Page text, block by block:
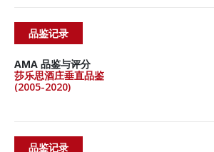
AMA 品鉴与评分
莎乐思酒庄垂直品鉴
(2005-2020)
品鉴记录
品鉴记录